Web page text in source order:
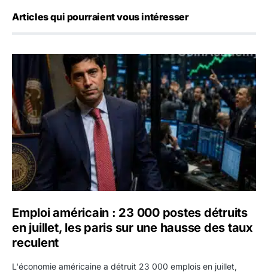
Articles qui pourraient vous intéresser
Emploi américain : 23 000 postes détruits en juillet, les
Emploi américain : 23 000 postes détruits
en juillet, les paris sur une hausse des taux
reculent
L'économie américaine a détruit 23 000 emplois en juillet,